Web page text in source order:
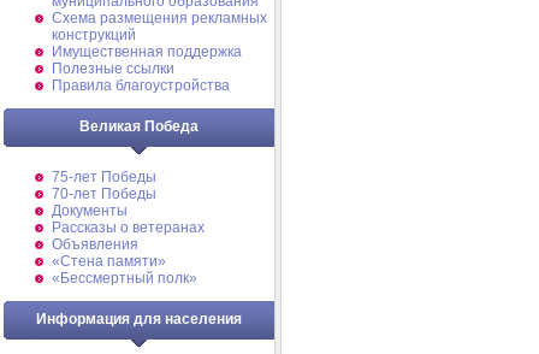
Схема размещения рекламных
конструкций
Имущественная поддержка
Полезные ссылки
Правила благоустройства
Великая Победа
75-лет Победы
70-лет Победы
Документы
Рассказы о ветеранах
Объявления
«Стена памяти»
«Бессмертный полк»
Информация для населения